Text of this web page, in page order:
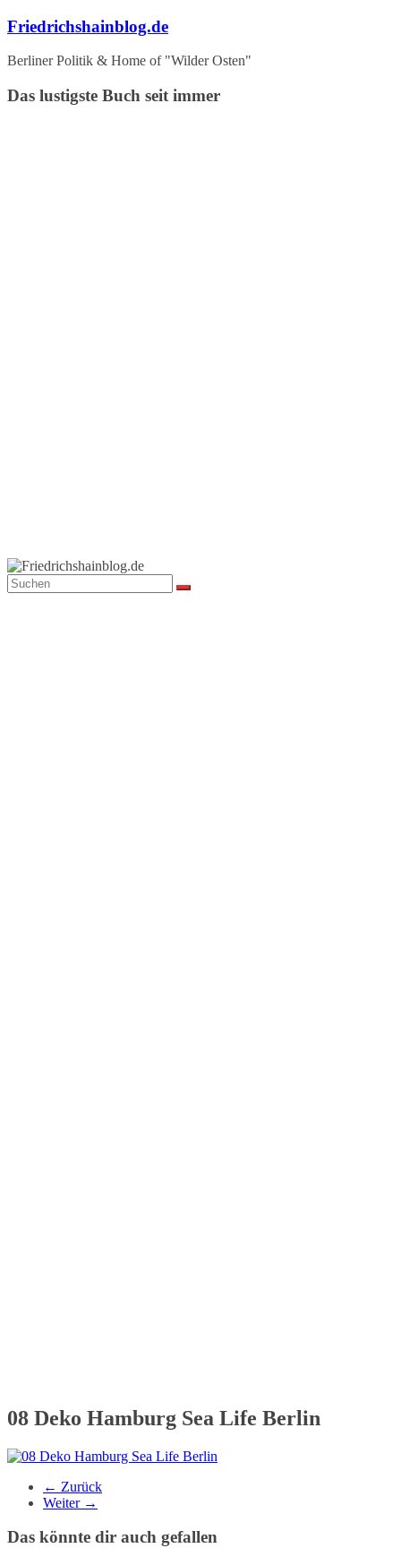
Zum
springen
Friedrichshainblog.de
Berliner Politik & Home of "Wilder Osten"
Das lustigste Buch seit immer
08 Deko Hamburg Sea Life Berlin
← Zurück
Weiter →
Das könnte dir auch gefallen